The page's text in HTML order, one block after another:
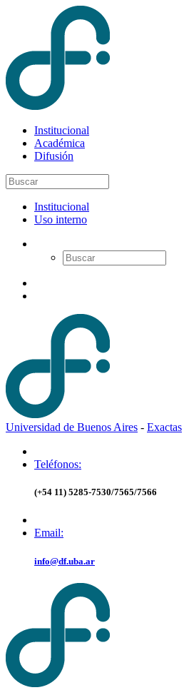
Institucional
Académica
Difusión
Institucional
Uso interno
Universidad de Buenos Aires - Exactas
Teléfonos:
(+54 11) 5285-7530/7565/7566
Email:
info@df.uba.ar